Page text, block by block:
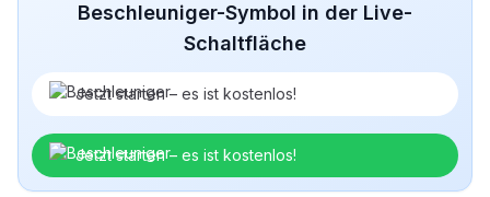
Beschleuniger-Symbol in der Live-
Schaltfläche
Jetzt starten – es ist kostenlos!
Jetzt starten – es ist kostenlos!